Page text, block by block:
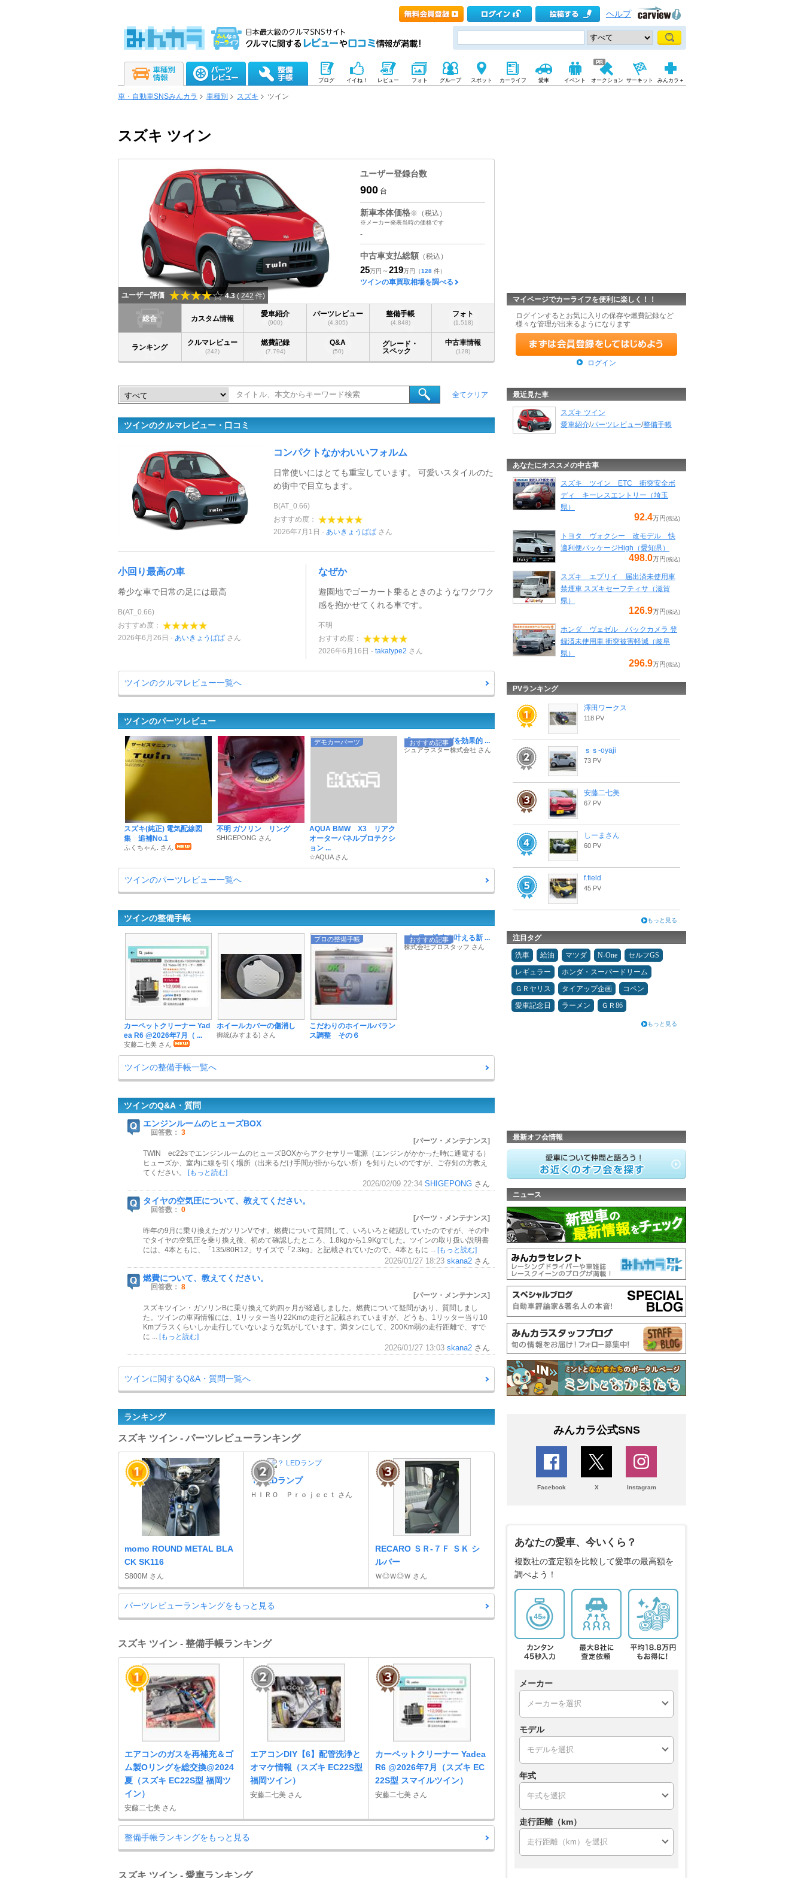
ヘルプ
ブログ イイね！ レビュー フォト グループ スポット カーライフ 愛車 イベント オークション サーキット みんカラ＋
車・自動車SNSみんカラ 車種別 スズキ ツイン
スズキ ツイン
ユーザー評価 4.3 (242 件)
ユーザー登録台数
900 台
新車本体価格※（税込）
※メーカー発表当時の価格です
-
中古車支払総額 （税込）
25万円 ～219万円 （128 件）
ツインの車買取相場を調べる
総合 カスタム情報
愛車紹介
(900)
パーツレビュー
(4,305)
整備手帳
(4,848)
フォト
(1,518)
ランキング
クルマレビュー
(242)
燃費記録
(7,794)
Q&A
(50)
グレード・
スペック
中古車情報
(128)
全てクリア
ツインのクルマレビュー・口コミ
コンパクトなかわいいフォルム
日常使いにはとても重宝しています。 可愛いスタイルのた
め街中で目立ちます。
B(AT_0.66)
おすすめ度：
2026年7月1日
あいきょうぱぱ さん
小回り最高の車
希少な車で日常の足には最高
B(AT_0.66)
おすすめ度：
2026年6月26日
あいきょうぱぱ さん
なぜか
遊園地でゴーカート乗るときのようなワクワク
感を抱かせてくれる車です。
不明
おすすめ度：
2026年6月16日
takatype2 さん
ツインのクルマレビュー一覧へ
ツインのパーツレビュー
スズキ(純正) 電気配線図
集 追補No.1
ふくちゃん. さん
不明 ガソリン リング
SHIGEPONG さん
デモカーパーツ
AQUA BMW X3 リアク
オーターパネルプロテクシ
ョン ...
☆AQUA さん
おすすめ記事
「コーティングを効果的 ...
シュアラスター株式会社 さん
ツインのパーツレビュー一覧へ
ツインの整備手帳
カーペットクリーナー Yad
ea R6 @2026年7月（ ...
安藤二七美 さん
ホイールカバーの傷消し
御統(みすまる) さん
プロの整備手帳
こだわりのホイールバラン
ス調整 その６
おすすめ記事
プロ級の洗車を叶える新 ...
株式会社プロスタッフ さん
ツインの整備手帳一覧へ
ツインのQ&A・質問
エンジンルームのヒューズBOX
回答数： 3
[パーツ・メンテナンス]
TWIN ec22sでエンジンルームのヒューズBOXからアクセサリー電源（エンジンがかかった時に通電する）
ヒューズか、室内に線を引く場所（出来るだけ手間が掛からない所）を知りたいのですが、ご存知の方教え
てください。
[もっと読む]
2026/02/09 22:34 SHIGEPONG さん
タイヤの空気圧について、教えてください。
回答数： 0
[パーツ・メンテナンス]
昨年の9月に乗り換えたガソリンVです。燃費について質問して、いろいろと確認していたのですが、その中
でタイヤの空気圧を乗り換え後、初めて確認したところ、1.8kgから1.9Kgでした。ツインの取り扱い説明書
には、4本ともに、「135/80R12」サイズで「2.3kg」と記載されていたので、4本ともに ... [もっと読む]
2026/01/27 18:23 skana2 さん
燃費について、教えてください。
回答数： 8
[パーツ・メンテナンス]
スズキツイン・ガソリンBに乗り換えて約四ヶ月が経過しました。燃費について疑問があり、質問しまし
た。ツインの車両情報には、1リッター当り22Kmの走行と記載されていますが、どうも、1リッター当り10
Kmブラスくらいしか走行していないような気がしています。満タンにして、200Km弱の走行距離で、すで
に ... [もっと読む]
2026/01/27 13:03 skana2 さん
ツインに関するQ&A・質問一覧へ
ランキング
スズキ ツイン - パーツレビューランキング
momo ROUND METAL BLA
CK SK116
S800M さん
？ LEDランプ
ＨＩＲＯ Ｐｒｏｊｅｃｔ さん
RECARO ＳＲ-７Ｆ ＳＫ シ
ルバー
Ｗ◎Ｗ◎Ｗ さん
パーツレビューランキングをもっと見る
スズキ ツイン - 整備手帳ランキング
エアコンのガスを再補充＆ゴ
ム製Oリングを総交換@2024
夏（スズキ EC22S型 福岡ツ
イン）
安藤二七美 さん
エアコンDIY【6】配管洗浄と
オマケ情報（スズキ EC22S型
福岡ツイン）
安藤二七美 さん
カーペットクリーナー Yadea
R6 @2026年7月（スズキ EC
22S型 スマイルツイン）
安藤二七美 さん
整備手帳ランキングをもっと見る
スズキ ツイン - 愛車ランキング
マイページでカーライフを便利に楽しく！！
ログインするとお気に入りの保存や燃費記録など
様々な管理が出来るようになります
ログイン
最近見た車
スズキ ツイン
愛車紹介/パーツレビュー/整備手帳
あなたにオススメの中古車
スズキ ツイン ETC 衝突安全ボ
ディ キーレスエントリー（埼玉
県）
92.4万円 (税込)
トヨタ ヴォクシー 改モデル 快
適利便パッケージHigh（愛知県）
498.0万円 (税込)
スズキ エブリイ 届出済未使用車
禁煙車 スズキセーフティサ（滋賀
県）
126.9万円 (税込)
ホンダ ヴェゼル バックカメラ 登
録済未使用車 衝突被害軽減（岐阜
県）
296.9万円 (税込)
PVランキング
澤田ワークス
118 PV
ｓｓ-oyaji
73 PV
安藤二七美
67 PV
しーまさん
60 PV
f.field
45 PV
もっと見る
注目タグ
洗車 給油 マツダ N-One
セルフGS
レギュラー
ホンダ・スーパードリーム
ＧＲヤリス
タイアップ企画
コペン
愛車記念日
ラーメン ＧＲ86
もっと見る
最新オフ会情報
ニュース
みんカラ公式SNS
Facebook X Instagram
あなたの愛車、今いくら？
複数社の査定額を比較して愛車の最高額を
調べよう！
メーカー
モデル
年式
走行距離（km）